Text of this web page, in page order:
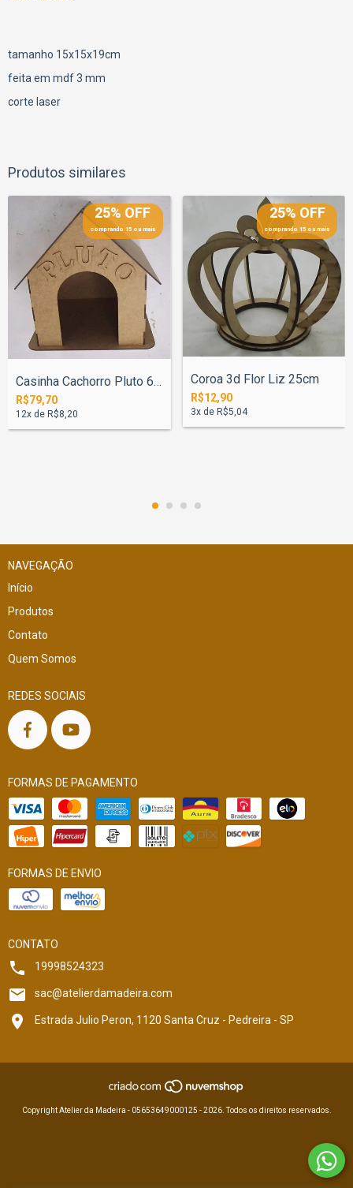
tamanho 15x15x19cm
feita em mdf 3 mm
corte laser
Produtos similares
25% OFF
comprando 15 ou mais
Casinha Cachorro Pluto 60cm
R$79,70
12x de R$8,20
25% OFF
comprando 15 ou mais
Coroa 3d Flor Liz 25cm
R$12,90
3x de R$5,04
NAVEGAÇÃO
Início
Produtos
Contato
Quem Somos
REDES SOCIAIS
FORMAS DE PAGAMENTO
FORMAS DE ENVIO
CONTATO
19998524323
sac@atelierdamadeira.com
Estrada Julio Peron, 1120 Santa Cruz - Pedreira - SP
Copyright Atelier da Madeira - 05653649000125 - 2026. Todos os direitos reservados.